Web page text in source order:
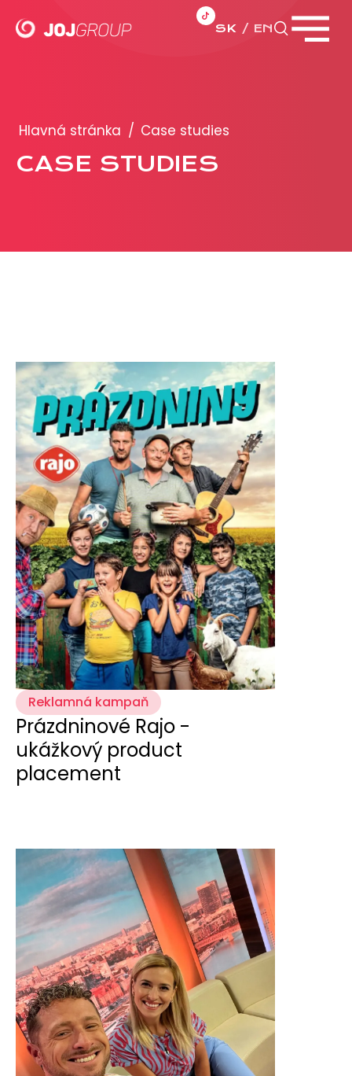
SK EN
Brandy
Produkty
CASE STUDIES
O NÁS
Tím
Kariéra
PRESS
Tlačové správy
B2B Rozhovory
VEREJNÉ VYSIELANIE MS 2026
KONTAKT
Hlavná stránka / Case studies
CASE STUDIES
Reklamná kampaň
Prázdninové Rajo -
ukážkový product
placement